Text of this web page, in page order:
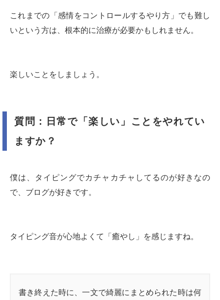
これまでの「感情をコントロールするやり方」でも難し
いという方は、根本的に治療が必要かもしれません。
楽しいことをしましょう。
質問：日常で「楽しい」ことをやれてい
ますか？
僕は、タイピングでカチャカチャしてるのが好きなの
で、ブログが好きです。
タイピング音が心地よくて「癒やし」を感じますね。
書き終えた時に、一文で綺麗にまとめられた時は何